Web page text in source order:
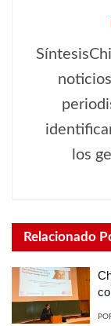
los
Relacionado